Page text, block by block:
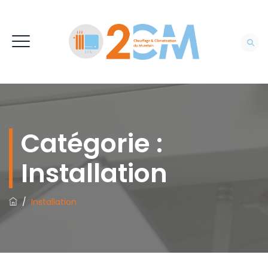
Catégorie :
Installation
/ Installation